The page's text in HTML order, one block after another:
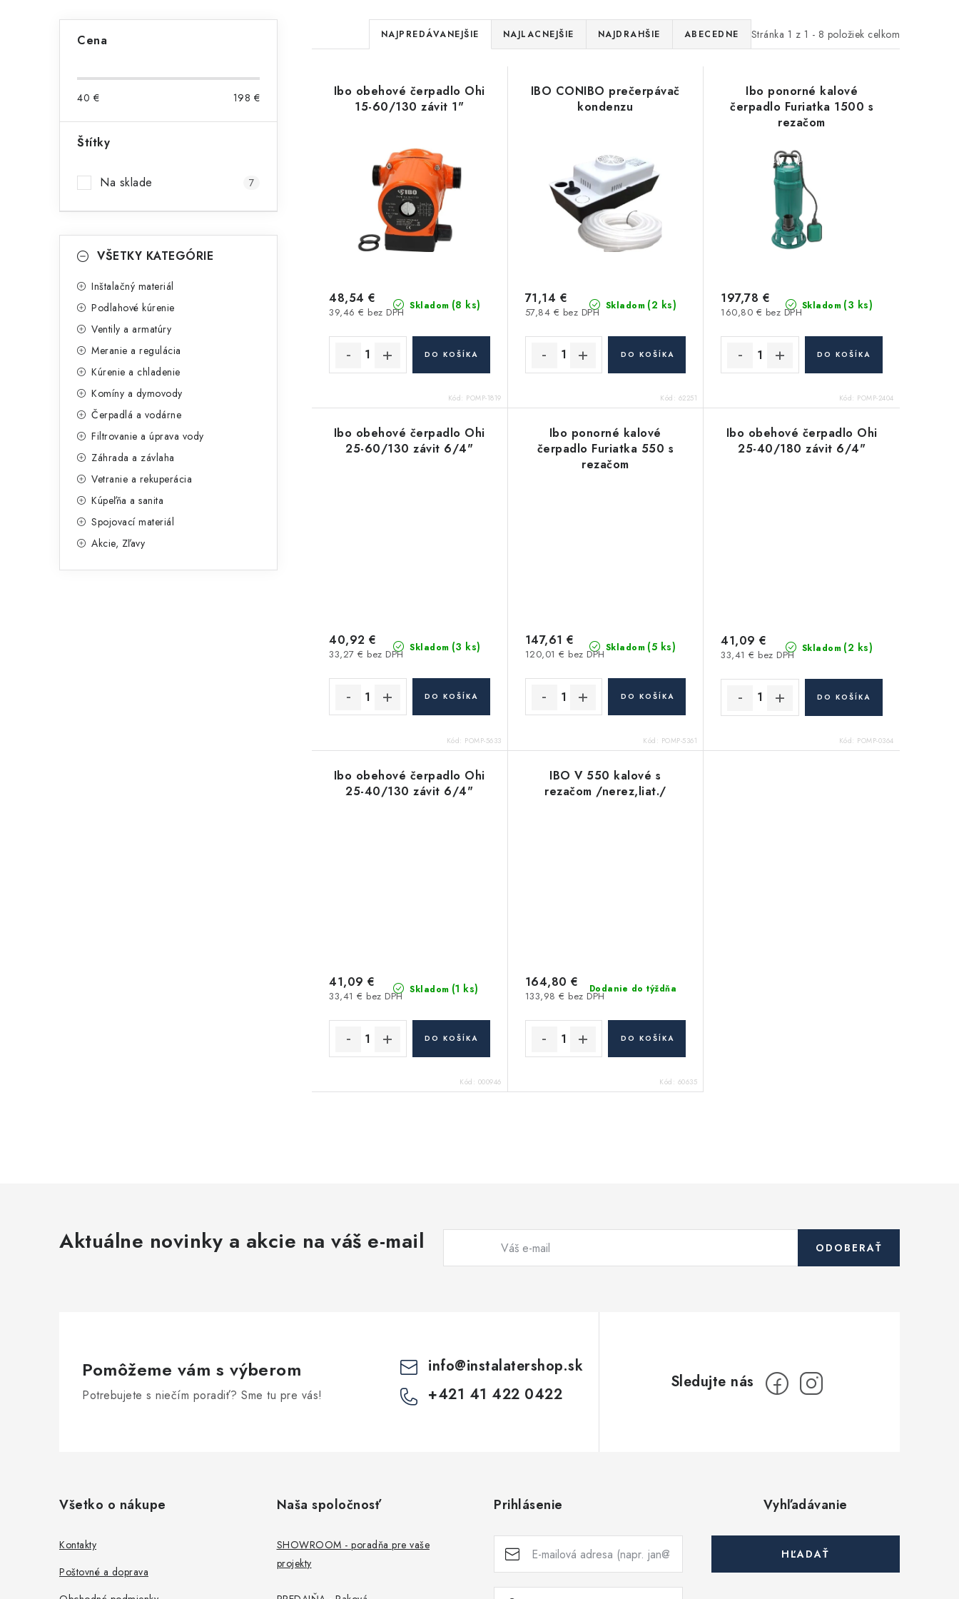
n
n
Cena
40 € 198 €
Štítky
Na sklade 7
kategórieVŠETKY KATEGÓRIE
Inštalačný materiál
Podlahové kúrenie
Ventily a armatúry
Meranie a regulácia
Kúrenie a chladenie
Komíny a dymovody
Čerpadlá a vodárne
Filtrovanie a úprava vody
Záhrada a závlaha
Vetranie a rekuperácia
Kúpeľňa a sanita
Spojovací materiál
Akcie, Zľavy
Stránka 1 z 1 - 8 položiek celkom
R
a
d
e
i
e
p
r
d
u
k
o
v
NAJPREDÁVANEJŠIE NAJLACNEJŠIE NAJDRAHŠIE ABECEDNE
o
Ibo obehové čerpadlo Ohi
15-60/130 závit 1"
Skladom (8 ks)
39,46 € bez DPH
48,54 €
DO KOŠÍKA
Kód: POMP-1819
IBO CONIBO prečerpávač
kondenzu
Skladom (2 ks)
57,84 € bez DPH
71,14 €
DO KOŠÍKA
Kód: 62251
Ibo ponorné kalové
čerpadlo Furiatka 1500 s
rezačom
Skladom (3 ks)
160,80 € bez DPH
197,78 €
DO KOŠÍKA
Kód: POMP-2404
Ibo obehové čerpadlo Ohi
25-60/130 závit 6/4"
Skladom (3 ks)
33,27 € bez DPH
40,92 €
DO KOŠÍKA
Kód: POMP-5633
Ibo ponorné kalové
čerpadlo Furiatka 550 s
rezačom
Skladom (5 ks)
120,01 € bez DPH
147,61 €
DO KOŠÍKA
Kód: POMP-5361
Ibo obehové čerpadlo Ohi
25-40/180 závit 6/4"
Skladom (2 ks)
33,41 € bez DPH
41,09 €
DO KOŠÍKA
Kód: POMP-0364
Ibo obehové čerpadlo Ohi
25-40/130 závit 6/4"
Skladom (1 ks)
33,41 € bez DPH
41,09 €
DO KOŠÍKA
Kód: 000946
IBO V 550 kalové s
rezačom /nerez,liat./
Dodanie do týždňa
133,98 € bez DPH
164,80 €
DO KOŠÍKA
Kód: 60635
d
r
v
ý
i
s
Aktuálne novinky a akcie na váš e-mail ODOBERAŤ
Pomôžeme vám s výberom
Potrebujete s niečím poradiť? Sme tu pre vás!
info@instalatershop.sk
+421 41 422 0422
Všetko o nákupe
Kontakty
Poštovné a doprava
Naša spoločnosť
SHOWROOM - poradňa pre vaše
projekty
Prihlásenie Vyhľadávanie
HĽADAŤ